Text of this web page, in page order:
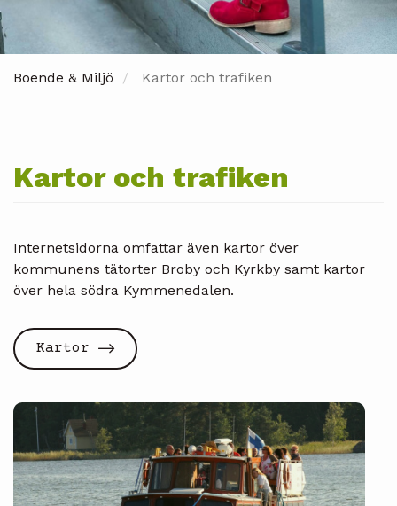
Boende & Miljö Kartor och trafiken
Kartor och trafiken
Internetsidorna omfattar även kartor över
kommunens tätorter Broby och Kyrkby samt kartor
över hela södra Kymmenedalen.
Kartor